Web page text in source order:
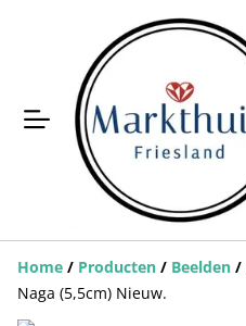
Home / Producten / Beelden /
Naga (5,5cm) Nieuw.